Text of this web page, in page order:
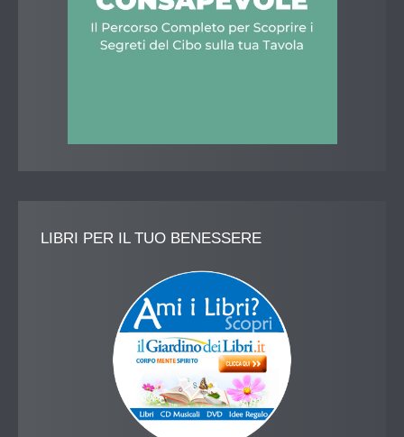
LIBRI PER IL TUO BENESSERE